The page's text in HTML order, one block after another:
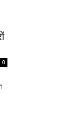
0